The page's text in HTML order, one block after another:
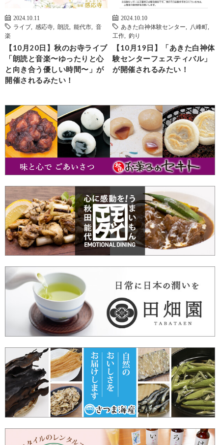
2024.10.11
ライブ
感応寺 朗読 能代市
音
楽
【10月20日】秋のお寺ライブ
「朗読と音楽〜ゆったりと心
と向き合う優しい時間〜」が
開催されるみたい！
2024.10.10
あきた白神体験センター
八峰町
工作
釣り
【10月19日】「あきた白神体
験センターフェスティバル」
が開催されるみたい！